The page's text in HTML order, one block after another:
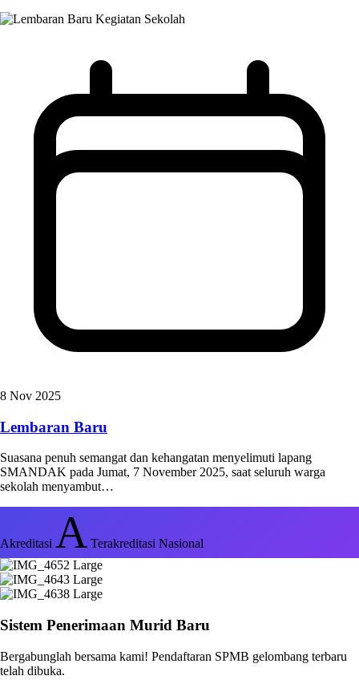
Kegiatan Sekolah
8 Nov 2025
Lembaran Baru
Suasana penuh semangat dan kehangatan menyelimuti lapang
SMANDAK pada Jumat, 7 November 2025, saat seluruh warga
sekolah menyambut…
Akreditasi A Terakreditasi Nasional
Sistem Penerimaan Murid Baru
Bergabunglah bersama kami! Pendaftaran SPMB gelombang terbaru
telah dibuka.